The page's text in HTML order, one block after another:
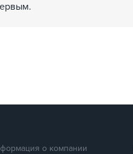
о компании